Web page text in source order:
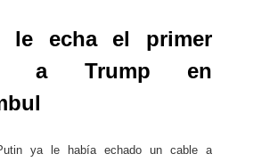
le echa el primer
a Trump en
ya le había echado un cable a